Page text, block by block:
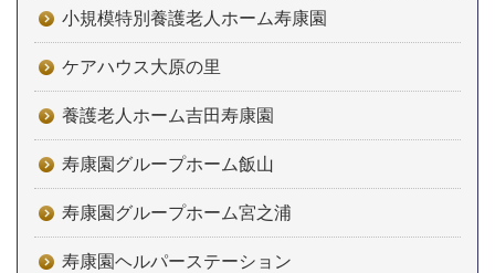
小規模特別養護老人ホーム寿康園
ケアハウス大原の里
養護老人ホーム吉田寿康園
寿康園グループホーム飯山
寿康園グループホーム宮之浦
寿康園ヘルパーステーション